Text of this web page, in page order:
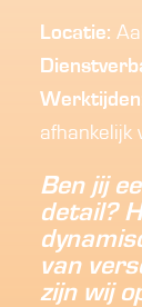
Locatie:
afhankelijk
Ben jij
detail?
van
zijn wij